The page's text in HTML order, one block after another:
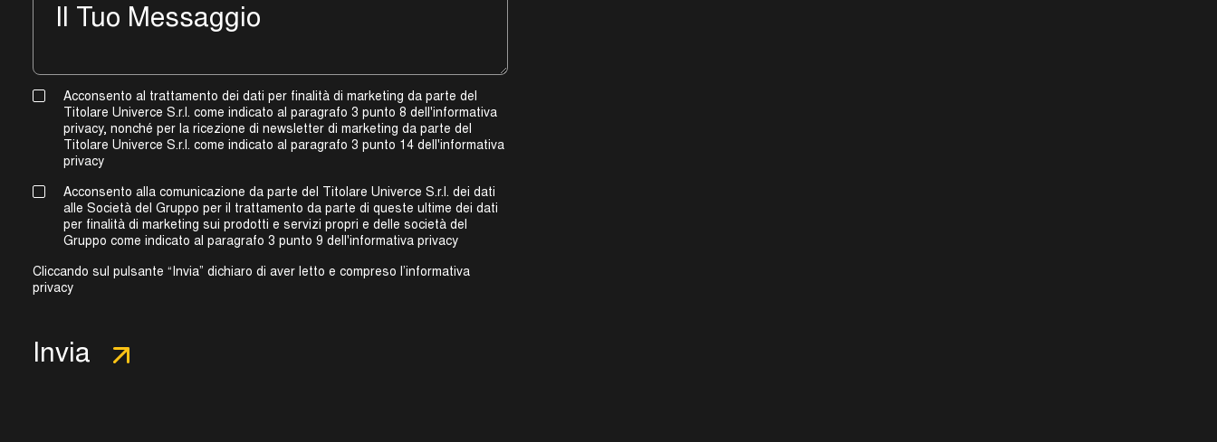
Acconsento al trattamento dei dati per finalità di marketing da parte del
Titolare Univerce S.r.l. come indicato al paragrafo 3 punto 8 dell'informativa
privacy, nonché per la ricezione di newsletter di marketing da parte del
Titolare Univerce S.r.l. come indicato al paragrafo 3 punto 14 dell'informativa
privacy
Acconsento alla comunicazione da parte del Titolare Univerce S.r.l. dei dati
alle Società del Gruppo per il trattamento da parte di queste ultime dei dati
per finalità di marketing sui prodotti e servizi propri e delle società del
Gruppo come indicato al paragrafo 3 punto 9 dell'informativa privacy
Cliccando sul pulsante “Invia” dichiaro di aver letto e compreso l’ informativa
privacy